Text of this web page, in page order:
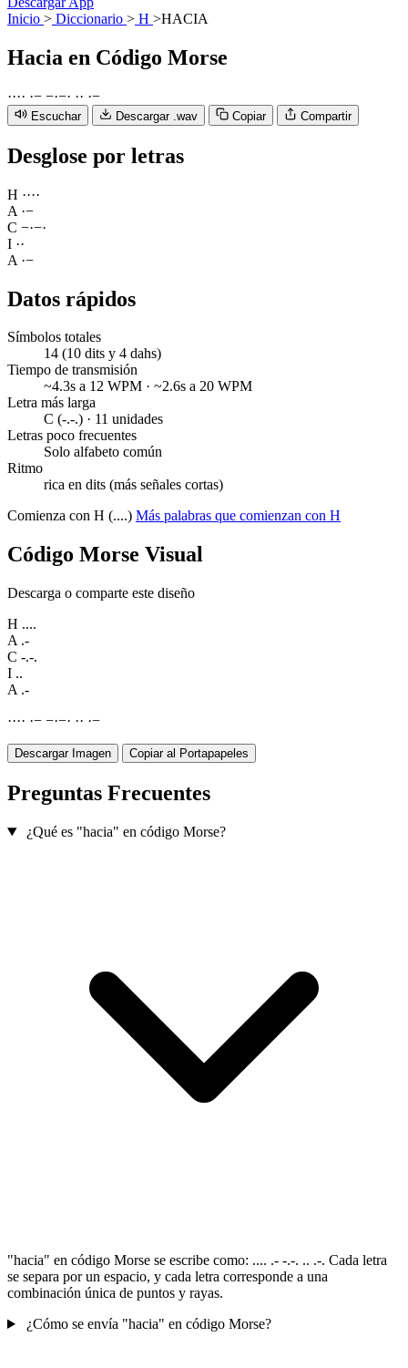
Inicio > Diccionario > H >HACIA
Hacia en Código Morse
···· ·− −·−· ·· ·−
Escuchar Descargar .wav Copiar Compartir
Desglose por letras
H ····
A ·−
C −·−·
I ··
A ·−
Datos rápidos
Símbolos totales
14 (10 dits y 4 dahs)
Tiempo de transmisión
~4.3s a 12 WPM · ~2.6s a 20 WPM
Letra más larga
C (-.-.) · 11 unidades
Letras poco frecuentes
Solo alfabeto común
Ritmo
rica en dits (más señales cortas)
Comienza con H (....) Más palabras que comienzan con H
Código Morse Visual
Descarga o comparte este diseño
H ....
A .-
C -.-.
I ..
A .-
···· ·− −·−· ·· ·−
Descargar Imagen Copiar al Portapapeles
Preguntas Frecuentes
¿Qué es "hacia" en código Morse?
"hacia" en código Morse se escribe como: .... .- -.-. .. .-. Cada letra
se separa por un espacio, y cada letra corresponde a una
combinación única de puntos y rayas.
¿Cómo se envía "hacia" en código Morse?